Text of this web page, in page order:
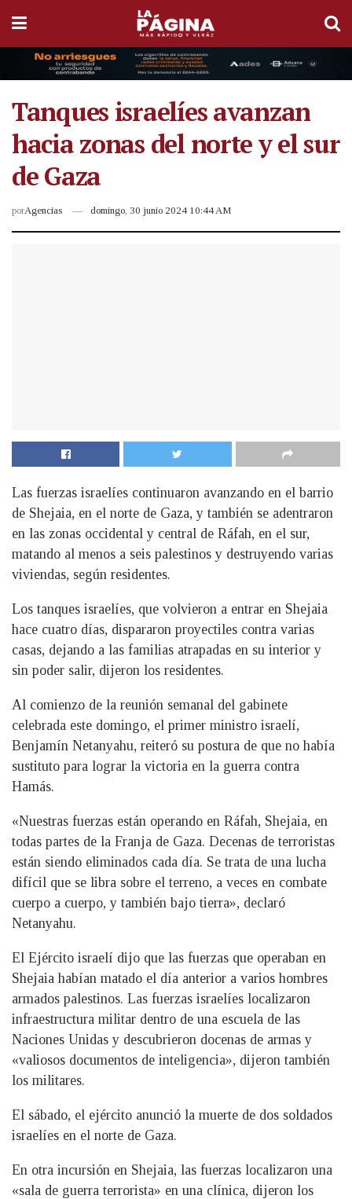
Tanques israelíes avanzan
hacia zonas del norte y el sur
de Gaza
porAgencias domingo, 30 junio 2024 10:44 AM
Las fuerzas israelíes continuaron avanzando en el barrio
de Shejaia, en el norte de Gaza, y también se adentraron
en las zonas occidental y central de Ráfah, en el sur,
matando al menos a seis palestinos y destruyendo varias
viviendas, según residentes.
Los tanques israelíes, que volvieron a entrar en Shejaia
hace cuatro días, dispararon proyectiles contra varias
casas, dejando a las familias atrapadas en su interior y
sin poder salir, dijeron los residentes.
Al comienzo de la reunión semanal del gabinete
celebrada este domingo, el primer ministro israelí,
Benjamín Netanyahu, reiteró su postura de que no había
sustituto para lograr la victoria en la guerra contra
Hamás.
«Nuestras fuerzas están operando en Ráfah, Shejaia, en
todas partes de la Franja de Gaza. Decenas de terroristas
están siendo eliminados cada día. Se trata de una lucha
difícil que se libra sobre el terreno, a veces en combate
cuerpo a cuerpo, y también bajo tierra», declaró
Netanyahu.
El Ejército israelí dijo que las fuerzas que operaban en
Shejaia habían matado el día anterior a varios hombres
armados palestinos. Las fuerzas israelíes localizaron
infraestructura militar dentro de una escuela de las
Naciones Unidas y descubrieron docenas de armas y
«valiosos documentos de inteligencia», dijeron también
los militares.
El sábado, el ejército anunció la muerte de dos soldados
israelíes en el norte de Gaza.
En otra incursión en Shejaia, las fuerzas localizaron una
«sala de guerra terrorista» en una clínica, dijeron los